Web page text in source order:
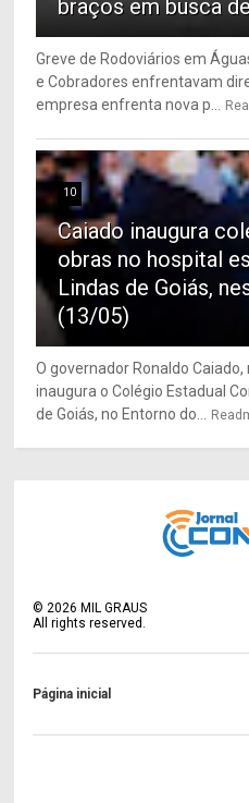
braços em busca
Greve de Rodoviários em
e Cobradores enfrentavam
empresa enfrenta nova p...
10
Caiado inaugura
obras no hospital
Lindas de Goiás,
(13/05)
O governador Ronaldo
inaugura o Colégio Estadual
de Goiás, no Entorno do...
©2026 MIL GRAUS
All rights reserved.
Página inicial